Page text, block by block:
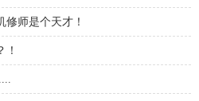
修师是个天才！
！